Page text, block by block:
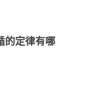
的定律有哪